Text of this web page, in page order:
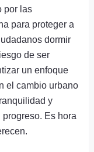
por las
para proteger a
dormir
de ser
un enfoque
el cambio urbano
y
Es hora